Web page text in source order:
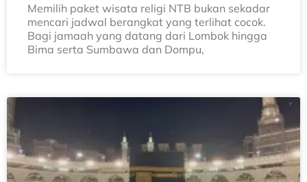
Memilih paket wisata religi NTB bukan sekadar
mencari jadwal berangkat yang terlihat cocok.
Bagi jamaah yang datang dari Lombok hingga
Bima serta Sumbawa dan Dompu,